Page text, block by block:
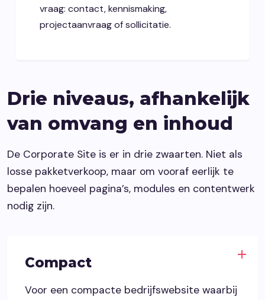
vraag: contact, kennismaking,
projectaanvraag of sollicitatie.
Drie niveaus, afhankelijk
van omvang en inhoud
De Corporate Site is er in drie zwaarten. Niet als
losse pakketverkoop, maar om vooraf eerlijk te
bepalen hoeveel pagina’s, modules en contentwerk
nodig zijn.
Compact
Voor een compacte bedrijfswebsite waarbij